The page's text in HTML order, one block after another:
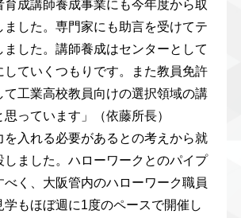
育成講師養成事業にも今年度から取
ました。専門家にも助言を受けてテ
ました。講師養成はセンターとして
していくつもりです。また教員免許
て工業高校教員向けの選択領域の講
っています」（依藤所長）
を入れる必要があるとの考えから就
しました。ハローワークとのパイプ
べく、大阪管内のハローワーク職員
学もほぼ週に1度のペースで開催し